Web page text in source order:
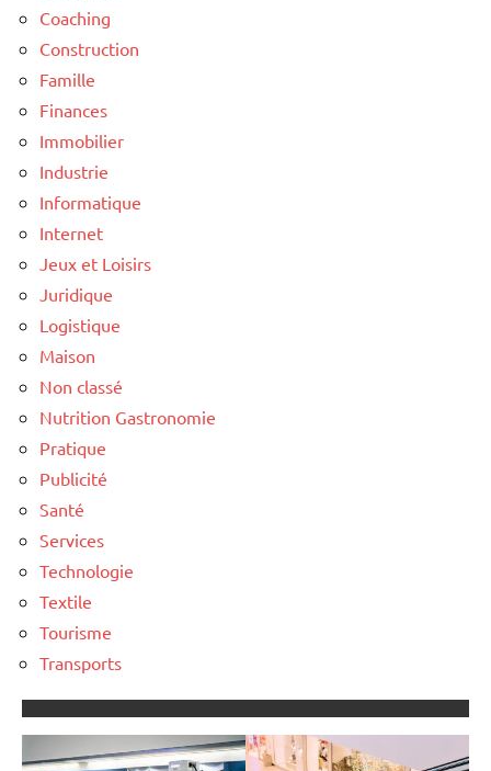
Coaching
Construction
Famille
Finances
Immobilier
Industrie
Informatique
Internet
Jeux et Loisirs
Juridique
Logistique
Maison
Non classé
Nutrition Gastronomie
Pratique
Publicité
Santé
Services
Technologie
Textile
Tourisme
Transports